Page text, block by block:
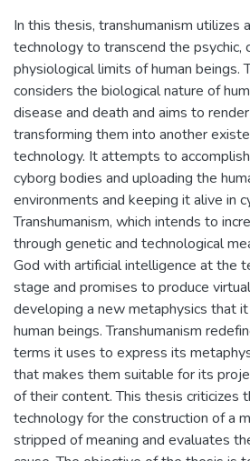
In this thesis, transhumanism utilizes
technology to transcend the psychic,
physiological limits of human beings.
considers the biological nature of
disease and death and aims to
transforming them into another
technology. It attempts to
cyborg bodies and uploading the
environments and keeping it alive in
Transhumanism, which intends to
through genetic and technological
God with artificial intelligence at the
stage and promises to produce
developing a new metaphysics that
human beings. Transhumanism
terms it uses to express its
that makes them suitable for its
of their content. This thesis criticizes
technology for the construction of a
stripped of meaning and evaluates